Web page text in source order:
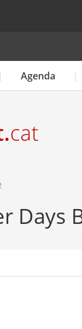
Agenda
Days